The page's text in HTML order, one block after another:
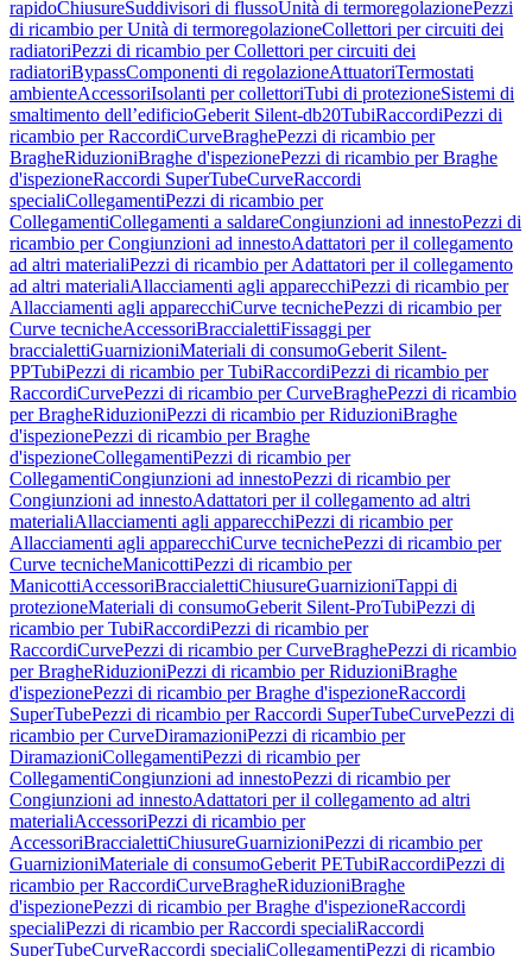
rapidoChiusureSuddivisori di flussoUnità di termoregolazionePezzi
di ricambio per Unità di termoregolazioneCollettori per circuiti dei
radiatoriPezzi di ricambio per Collettori per circuiti dei
radiatoriBypassComponenti di regolazioneAttuatoriTermostati
ambienteAccessoriIsolanti per collettoriTubi di protezioneSistemi di
smaltimento dell’edificioGeberit Silent-db20TubiRaccordiPezzi di
ricambio per RaccordiCurveBraghePezzi di ricambio per
BragheRiduzioniBraghe d'ispezionePezzi di ricambio per Braghe
d'ispezioneRaccordi SuperTubeCurveRaccordi
specialiCollegamentiPezzi di ricambio per
CollegamentiCollegamenti a saldareCongiunzioni ad innestoPezzi di
ricambio per Congiunzioni ad innestoAdattatori per il collegamento
ad altri materialiPezzi di ricambio per Adattatori per il collegamento
ad altri materialiAllacciamenti agli apparecchiPezzi di ricambio per
Allacciamenti agli apparecchiCurve tecnichePezzi di ricambio per
Curve tecnicheAccessoriBraccialettiFissaggi per
braccialettiGuarnizioniMateriali di consumoGeberit Silent-
PPTubiPezzi di ricambio per TubiRaccordiPezzi di ricambio per
RaccordiCurvePezzi di ricambio per CurveBraghePezzi di ricambio
per BragheRiduzioniPezzi di ricambio per RiduzioniBraghe
d'ispezionePezzi di ricambio per Braghe
d'ispezioneCollegamentiPezzi di ricambio per
CollegamentiCongiunzioni ad innestoPezzi di ricambio per
Congiunzioni ad innestoAdattatori per il collegamento ad altri
materialiAllacciamenti agli apparecchiPezzi di ricambio per
Allacciamenti agli apparecchiCurve tecnichePezzi di ricambio per
Curve tecnicheManicottiPezzi di ricambio per
ManicottiAccessoriBraccialettiChiusureGuarnizioniTappi di
protezioneMateriali di consumoGeberit Silent-ProTubiPezzi di
ricambio per TubiRaccordiPezzi di ricambio per
RaccordiCurvePezzi di ricambio per CurveBraghePezzi di ricambio
per BragheRiduzioniPezzi di ricambio per RiduzioniBraghe
d'ispezionePezzi di ricambio per Braghe d'ispezioneRaccordi
SuperTubePezzi di ricambio per Raccordi SuperTubeCurvePezzi di
ricambio per CurveDiramazioniPezzi di ricambio per
DiramazioniCollegamentiPezzi di ricambio per
CollegamentiCongiunzioni ad innestoPezzi di ricambio per
Congiunzioni ad innestoAdattatori per il collegamento ad altri
materialiAccessoriPezzi di ricambio per
AccessoriBraccialettiChiusureGuarnizioniPezzi di ricambio per
GuarnizioniMateriale di consumoGeberit PETubiRaccordiPezzi di
ricambio per RaccordiCurveBragheRiduzioniBraghe
d'ispezionePezzi di ricambio per Braghe d'ispezioneRaccordi
specialiPezzi di ricambio per Raccordi specialiRaccordi
SuperTubeCurveRaccordi specialiCollegamentiPezzi di ricambio